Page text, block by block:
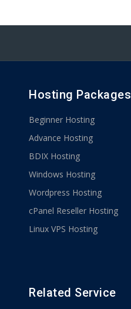
Hosting Packages
Beginner Hosting
Advance Hosting
BDIX Hosting
Windows Hosting
Wordpress Hosting
cPanel Reseller Hosting
Linux VPS Hosting
Related Service